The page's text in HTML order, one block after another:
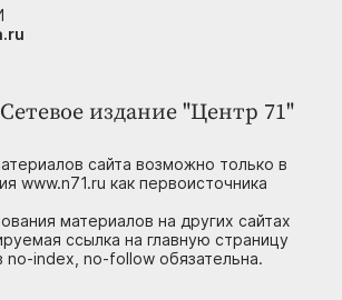
издание "Центр 71"
сайта возможно только в
www.n71.ru как первоисточника
материалов на других сайтах
ссылка на главную страницу
no-index, no-follow обязательна.